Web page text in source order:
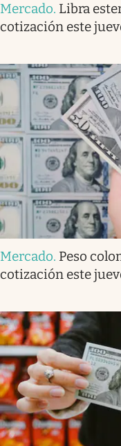
Mercado. Libra
cotización este
Mercado. Peso
cotización este